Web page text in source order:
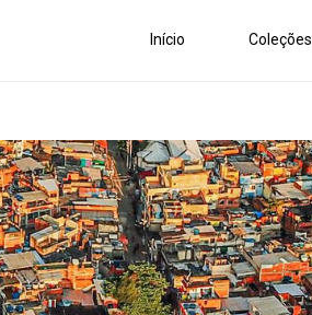
Início Coleções